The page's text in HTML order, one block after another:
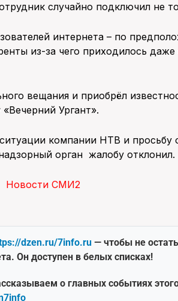
случайно подключил не
интернета – по
из-за чего приходилось
вещания и приобрёл
Ургант».
компании НТВ и просьбу
орган жалобу отклонил.
Новости СМИ2
dzen.ru/7info.ru — чтобы не
Он доступен в белых списках!
о главных событиях